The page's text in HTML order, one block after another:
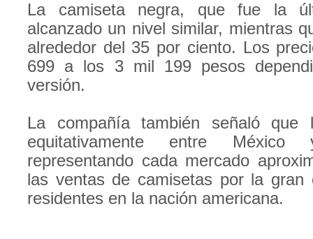
La camiseta negra, que fue la
alcanzado un nivel similar, mientras
alrededor del 35 por ciento. Los
699 a los 3 mil 199 pesos
versión.
La compañía también señaló que
equitativamente entre
representando cada mercado
las ventas de camisetas por la gran
residentes en la nación americana.